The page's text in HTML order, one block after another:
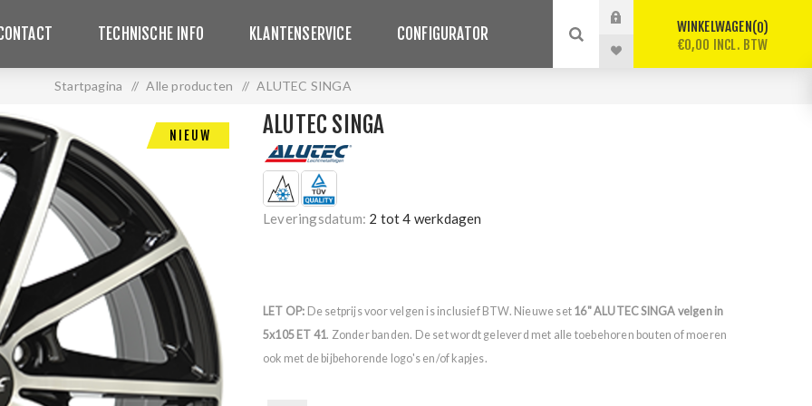
TECHNISCHE INFO KLANTENSERVICE CONFIGURATOR WINKELWAGEN 0
€0,00 INCL. BTW
Startpagina / Alle producten / ALUTEC SINGA
NIEUW ALUTEC SINGA
Leveringsdatum: 2 tot 4 werkdagen
LET OP: De setprijs voor velgen is inclusief BTW. Nieuwe set 16" ALUTEC SINGA velgen in
5x105 ET 41. Zonder banden. De set wordt geleverd met alle toebehoren bouten of moeren
ook met de bijbehorende logo's en/of kapjes.